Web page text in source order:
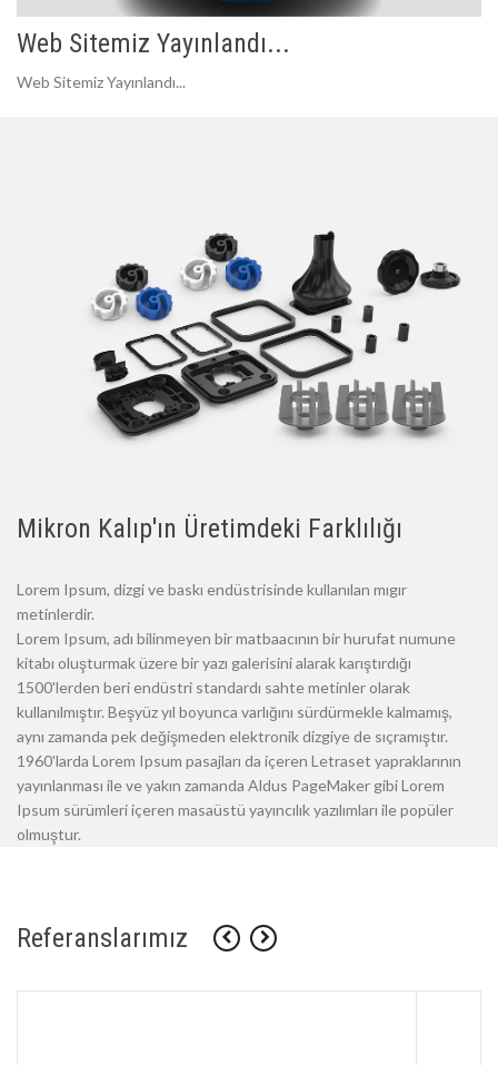
Web Sitemiz Yayınlandı...
Web Sitemiz Yayınlandı...
Mikron Kalıp'ın Üretimdeki Farklılığı
Lorem Ipsum, dizgi ve baskı endüstrisinde kullanılan mıgır
metinlerdir.
Lorem Ipsum, adı bilinmeyen bir matbaacının bir hurufat numune
kitabı oluşturmak üzere bir yazı galerisini alarak karıştırdığı
1500'lerden beri endüstri standardı sahte metinler olarak
kullanılmıştır. Beşyüz yıl boyunca varlığını sürdürmekle kalmamış,
aynı zamanda pek değişmeden elektronik dizgiye de sıçramıştır.
1960'larda Lorem Ipsum pasajları da içeren Letraset yapraklarının
yayınlanması ile ve yakın zamanda Aldus PageMaker gibi Lorem
Ipsum sürümleri içeren masaüstü yayıncılık yazılımları ile popüler
olmuştur.
Referanslarımız